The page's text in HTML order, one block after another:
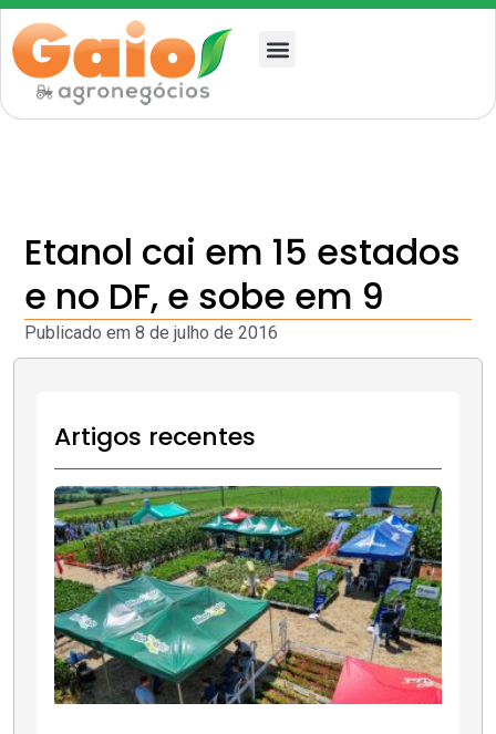
Etanol cai em 15 estados
e no DF, e sobe em 9
Publicado em 8 de julho de 2016
Artigos recentes